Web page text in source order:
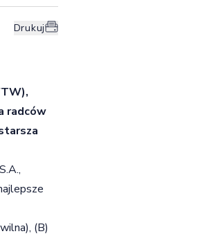
Drukuj
radców
(B)